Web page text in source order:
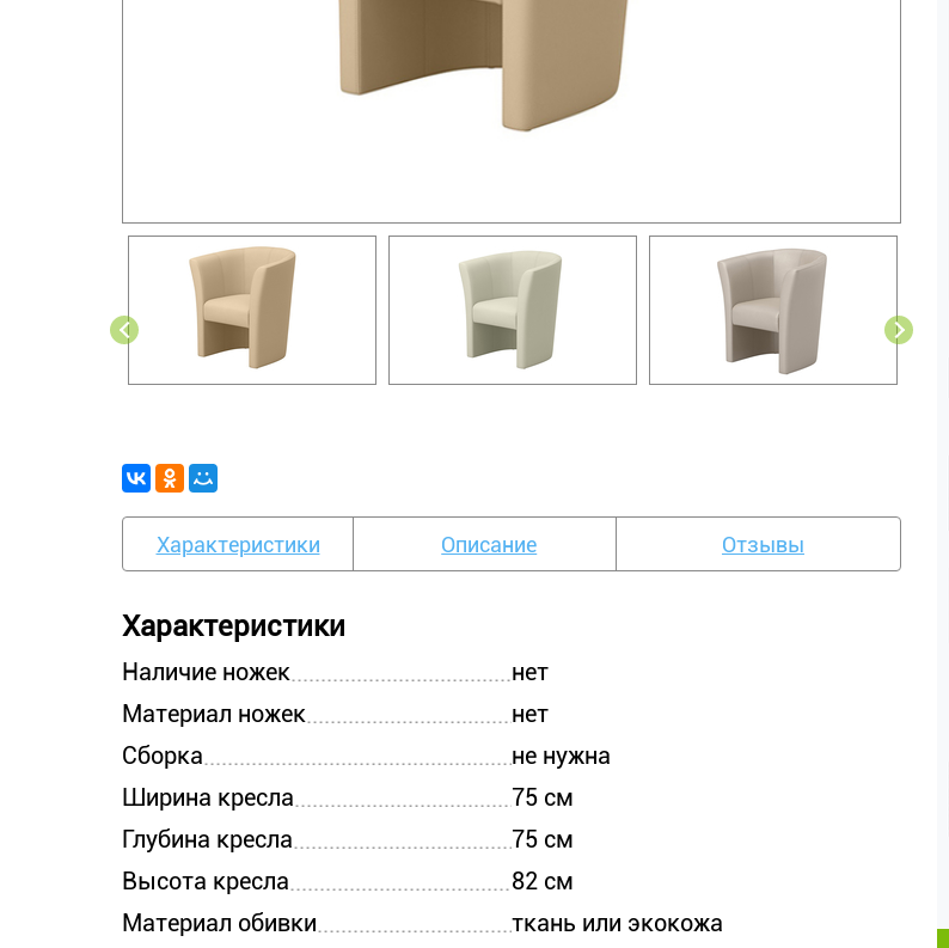
Характеристики Описание Отзывы
Характеристики
Наличие ножек
нет
Материал ножек
нет
Сборка
не нужна
Ширина кресла
75 см
Глубина кресла
75 см
Высота кресла
82 см
Материал обивки
ткань или экокожа